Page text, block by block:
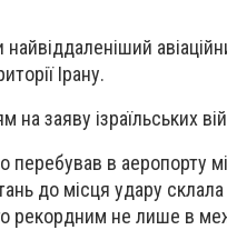
найвіддаленіший
Ірану.
заяву ізраїльських
перебував в аеропорту
до місця удару
рекордним не лише в